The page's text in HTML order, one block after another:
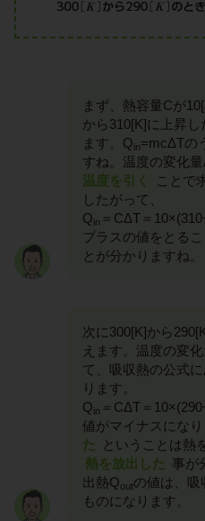
まず、熱容量Cが
から310[K]に上昇
ます。Qin=mcΔTの
すね。温度の変化
温度を引く
ことで
したがって、
Qin ＝CΔT＝
プラスの値をとる
とが分かりますね。
次に300[K]から
えます。温度の変
て、吸収熱の公式
ります。
Qin ＝CΔT＝
値がマイナスになり
た
ということは熱
熱を放出した 事が
出熱Qoutの値は、吸
ものになります。